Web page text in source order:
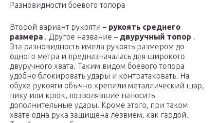
Разновидности боевого топора
Второй вариант рукояти – рукоять среднего
размера . Другое название – двуручный топор .
Эта разновидность имела рукоять размером до
одного метра и предназначалась для широкого
двуручного хвата. Таким видом боевого топора
удобно блокировать удары и контратаковать. На
обухе рукояти обычно крепили металлический шар,
пику или крюк, позволявшие наносить
дополнительные удары. Кроме этого, при таком
хвате одна рука защищена лезвием, как гардой.